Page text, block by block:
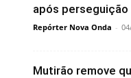
após
Repórter Nova Onda -
Mutirão remove